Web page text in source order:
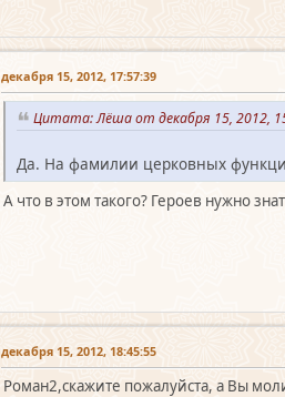
декабря 15, 2012, 17:57:39
Цитата: Лёша от декабря 15, 2012,
Да. На фамилии церковных
А что в этом такого? Героев нужно
декабря 15, 2012, 18:45:55
Роман2,скажите пожалуйста, а Вы